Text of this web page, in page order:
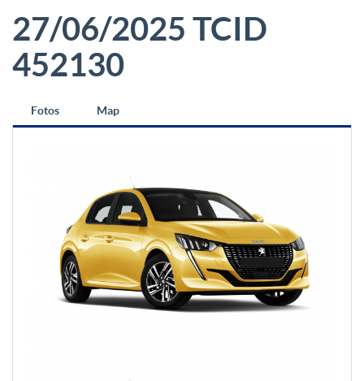
27/06/2025 TCID
452130
Fotos Map